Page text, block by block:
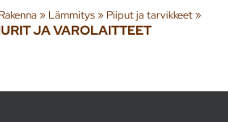
Rakenna ‪» Lämmitys‪» Piiput ja tarvikkeet‪»
JA VAROLAITTEET